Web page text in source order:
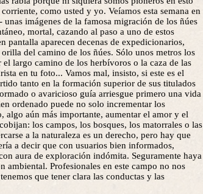
como usted y yo. Veíamos esta semana en
imágenes de la famosa migración de los ñúes
mortal, cazando al paso a uno de estos
aparecen decenas de expedicionarios,
del camino de los ñúes. Sólo unos metros los
largo camino de los herbívoros o la caza de las
en tu foto... Vamos mal, insisto, si este es el
tanto en la formación superior de sus titulados
o avaricioso guía arriesgue primero una vida
ordenado puede no solo incrementar los
algo aún más importante, aumentar el amor y el
los campos, los bosques, los matorrales o las
a la naturaleza es un derecho, pero hay que
a decir que con usuarios bien informados,
aura de exploración indómita. Seguramente haya
ambiental. Profesionales en este campo no nos
que tener clara las conductas y las